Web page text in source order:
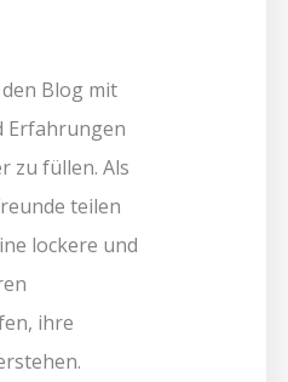
Blog mit
Erfahrungen
zu füllen. Als
teilen
lockere und
ihre